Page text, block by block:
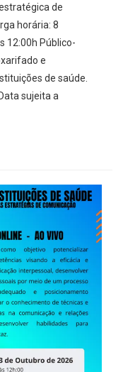
de
horária: 8
Público-
e
de saúde.
sujeita a